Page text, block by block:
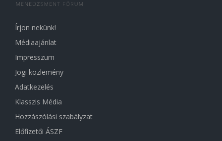
Írjon nekünk!
Médiaajánlat
Impresszum
Jogi közlemény
Adatkezelés
Klasszis Média
Hozzászólási szabályzat
Előfizetői ÁSZF